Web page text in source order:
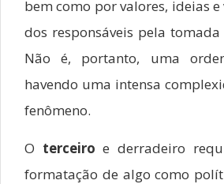
bem como por valores, ideias
dos responsáveis pela
Não é, portanto, uma
havendo uma intensa
fenômeno.
O terceiro e derradeiro
formatação de algo como